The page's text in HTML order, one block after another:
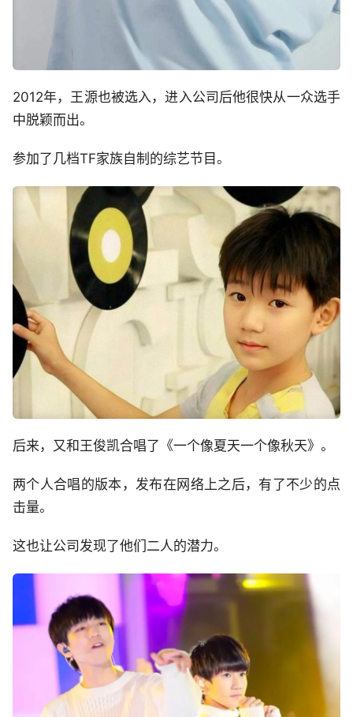
2012年，王源也被选入，进入公司后他很快从一众选手
中脱颖而出。
参加了几档TF家族自制的综艺节目。
后来，又和王俊凯合唱了《一个像夏天一个像秋天》。
两个人合唱的版本，发布在网络上之后，有了不少的点
击量。
这也让公司发现了他们二人的潜力。